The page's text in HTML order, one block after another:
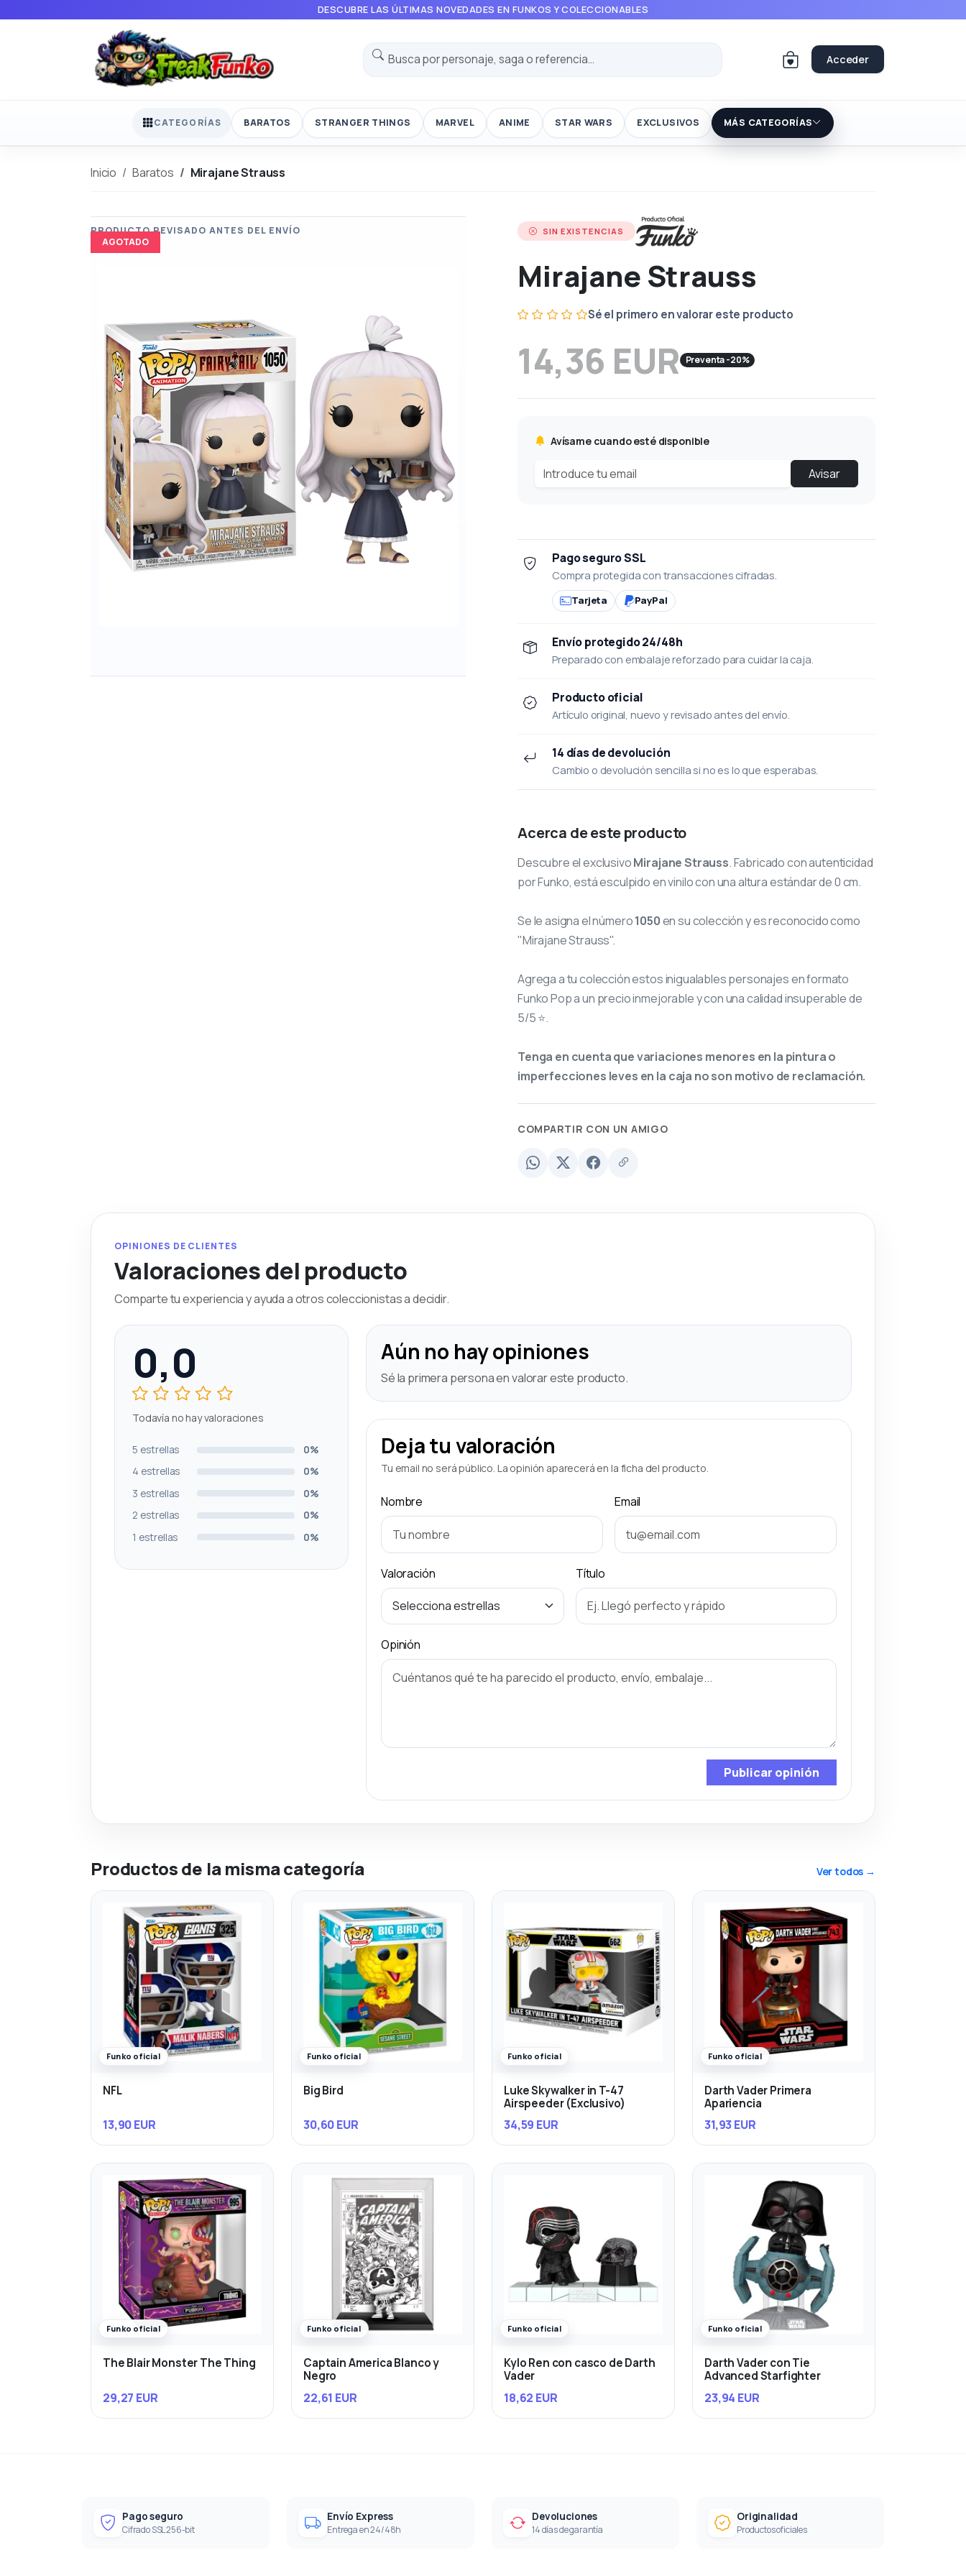
DESCUBRE LAS ÚLTIMAS NOVEDADES EN FUNKOS Y COLECCIONABLES
Acceder
CATEGORÍAS BARATOS STRANGER THINGS MARVEL ANIME STAR WARS EXCLUSIVOS MÁS CATEGORÍAS
Inicio Baratos Mirajane Strauss
AGOTADO
SIN EXISTENCIAS
Mirajane Strauss
Sé el primero en valorar este producto
14,36 EUR Preventa -20%
Avísame cuando esté disponible
Avisar
Pago seguro SSL
Compra protegida con transacciones cifradas.
Tarjeta PayPal
Envío protegido 24/48h
Preparado con embalaje reforzado para cuidar la caja.
Producto oficial
Artículo original, nuevo y revisado antes del envío.
14 días de devolución
Cambio o devolución sencilla si no es lo que esperabas.
Acerca de este producto
Descubre el exclusivoMirajane Strauss. Fabricado con autenticidad
por Funko, está esculpido en vinilo con una altura estándar de 0 cm.
Se le asigna el número1050en su colección y es reconocido como
"Mirajane Strauss".
Agrega a tu colección estos inigualables personajes en formato
Funko Pop a un precio inmejorable y con una calidad insuperable de
5/5 ⭐.
Tenga en cuenta que variaciones menores en la pintura o
imperfecciones leves en la caja no son motivo de reclamación.
COMPARTIR CON UN AMIGO
OPINIONES DE CLIENTES
Valoraciones del producto
Comparte tu experiencia y ayuda a otros coleccionistas a decidir.
0,0
Todavía no hay valoraciones
5 estrellas
0%
4 estrellas
0%
3 estrellas
0%
2 estrellas
0%
1 estrellas
0%
Aún no hay opiniones
Sé la primera persona en valorar este producto.
Deja tu valoración
Tu email no será público. La opinión aparecerá en la ficha del producto.
Nombre Email
Valoración Título
Opinión
Publicar opinión
Productos de la misma categoría Ver todos →
Funko oficial
NFL
13,90 EUR
Funko oficial
Big Bird
30,60 EUR
Funko oficial
Luke Skywalker in T-47
Airspeeder (Exclusivo)
34,59 EUR
Funko oficial
Darth Vader Primera
Apariencia
31,93 EUR
Funko oficial
The Blair Monster The Thing
29,27 EUR
Funko oficial
Captain America Blanco y
Negro
22,61 EUR
Funko oficial
Kylo Ren con casco de Darth
Vader
18,62 EUR
Funko oficial
Darth Vader con Tie
Advanced Starfighter
23,94 EUR
Pago seguro
Cifrado SSL 256-bit
Envío Express
Entrega en 24/48h
Devoluciones
14 días de garantía
Originalidad
Productos oficiales